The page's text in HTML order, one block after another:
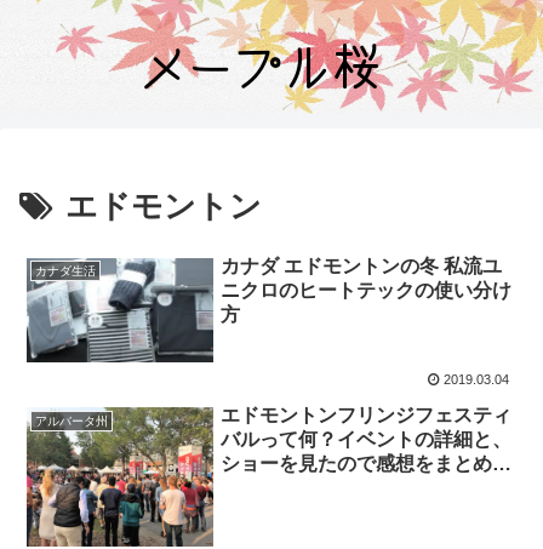
エドモントン
カナダ生活
カナダ エドモントンの冬 私流ユ
ニクロのヒートテックの使い分け
方
2019.03.04
アルバータ州
エドモントンフリンジフェスティ
バルって何？イベントの詳細と、
ショーを見たので感想をまとめま